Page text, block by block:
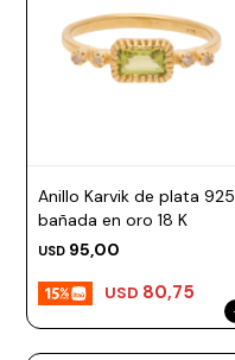
Anillo Karvik de plata 925
bañada en oro 18 K
USD 95,00
USD 80,75